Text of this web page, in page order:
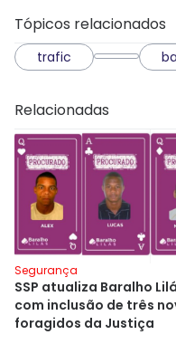
Tópicos relacionados
trafic
Relacionadas
Segurança
SSP atualiza Baralho
com inclusão de três
foragidos da Justiça